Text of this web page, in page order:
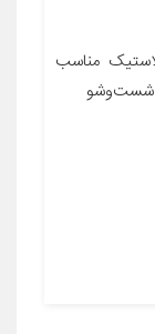
مناسب